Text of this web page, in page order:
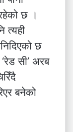
छ ।
त्यही
छ
सी’ अरब
बनेको